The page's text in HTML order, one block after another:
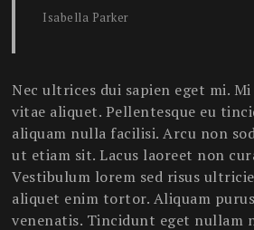
Isabella Parker
Nec ultrices dui sapien eget mi.
vitae aliquet. Pellentesque eu
aliquam nulla facilisi. Arcu non
ut etiam sit. Lacus laoreet non
Vestibulum lorem sed risus
aliquet enim tortor. Aliquam
venenatis. Tincidunt eget nullam